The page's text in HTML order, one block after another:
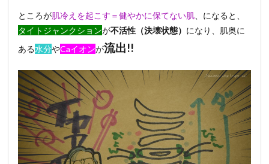
ところが肌冷えを起こす＝健やかに保てない肌 、になると、
タイトジャンクションが不活性（決壊状態） になり、肌奥に
ある水分やCaイオンが流出!!